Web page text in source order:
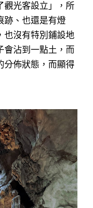
觀光客設立」，所
跡、也還是有燈
也沒有特別鋪設地
會沾到一點土，而
分佈狀態，而顯得